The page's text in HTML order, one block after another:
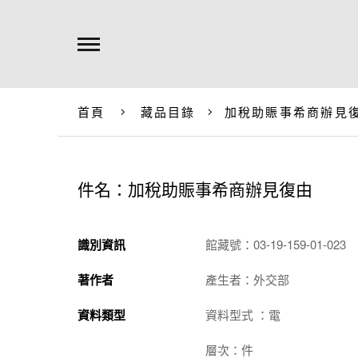
首頁 藏品目錄 加稅助賑事希商辦見
件名：加稅助賑事希商辦見復由
識別資訊 館藏號：03-19-159-01-023
著作者 產生者：外交部
資料類型 資料型式 ：電
層次：件